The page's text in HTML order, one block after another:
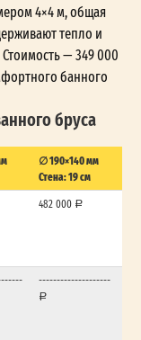
4×4 м, общая
тепло и
— 349 000
банного
бруса
∅ 190×140 мм
Стена: 19 см
482 000
--------------------